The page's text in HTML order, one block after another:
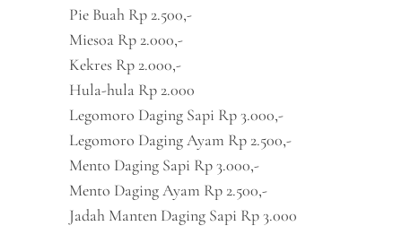
Pie Buah Rp 2.500,-
Miesoa Rp 2.000,-
Kekres Rp 2.000,-
Hula-hula Rp 2.000
Legomoro Daging Sapi Rp 3.000,-
Legomoro Daging Ayam Rp 2.500,-
Mento Daging Sapi Rp 3.000,-
Mento Daging Ayam Rp 2.500,-
Jadah Manten Daging Sapi Rp 3.000